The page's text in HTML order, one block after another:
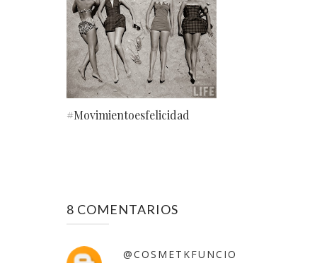
#Movimientoesfelicidad
8 COMENTARIOS
@COSMETKFUNCIO